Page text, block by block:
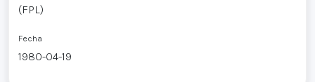
(FPL)
Fecha
1980-04-19